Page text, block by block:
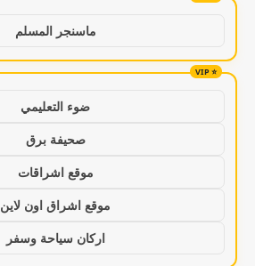
ماسنجر المسلم
ضوء التعليمي
صحيفة برق
موقع اشراقات
موقع اشراق اون لاين
اركان سياحة وسفر